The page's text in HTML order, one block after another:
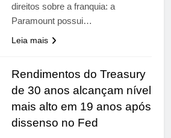
direitos sobre a franquia: a
Paramount possui…
Leia mais
Rendimentos do Treasury
de 30 anos alcançam nível
mais alto em 19 anos após
dissenso no Fed